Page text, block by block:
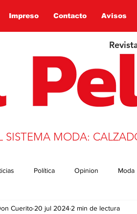
Impreso Contacto Avisos
SISTEMA MODA:
Política Opinion Moda
Globalización Salud
Cuerito 20 jul 2024 2 min de lectura